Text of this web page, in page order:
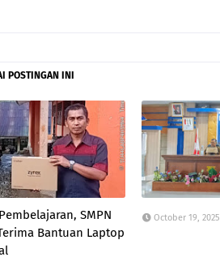
POSTINGAN INI
SMPN
Bantuan Laptop
October 19, 2025